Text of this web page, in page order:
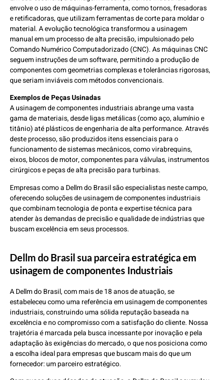
envolve o uso de máquinas-ferramenta, como tornos, fresadoras
e retificadoras, que utilizam ferramentas de corte para moldar o
material. A evolução tecnológica transformou a usinagem
manual em um processo de alta precisão, impulsionado pelo
Comando Numérico Computadorizado (CNC). As máquinas CNC
seguem instruções de um software, permitindo a produção de
componentes com geometrias complexas e tolerâncias rigorosas,
que seriam inviáveis com métodos convencionais.
Exemplos de Peças Usinadas
A usinagem de componentes industriais abrange uma vasta
gama de materiais, desde ligas metálicas (como aço, alumínio e
titânio) até plásticos de engenharia de alta performance. Através
deste processo, são produzidos itens essenciais para o
funcionamento de sistemas mecânicos, como virabrequins,
eixos, blocos de motor, componentes para válvulas, instrumentos
cirúrgicos e peças de alta precisão para turbinas.
Empresas como a Dellm do Brasil são especialistas neste campo,
oferecendo soluções de usinagem de componentes industriais
que combinam tecnologia de ponta e expertise técnica para
atender às demandas de precisão e qualidade de indústrias que
buscam excelência em seus processos.
Dellm do Brasil sua parceira estratégica em
usinagem de componentes Industriais
A Dellm do Brasil, com mais de 18 anos de atuação, se
estabeleceu como uma referência em usinagem de componentes
industriais, construindo uma sólida reputação baseada na
excelência e no compromisso com a satisfação do cliente. Nossa
trajetória é marcada pela busca incessante por inovação e pela
adaptação às exigências do mercado, o que nos posiciona como
a escolha ideal para empresas que buscam mais do que um
fornecedor: um parceiro estratégico.